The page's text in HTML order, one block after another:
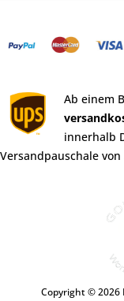
Ab einem
innerhalb
Versandpauschale von
Copyright © 2026